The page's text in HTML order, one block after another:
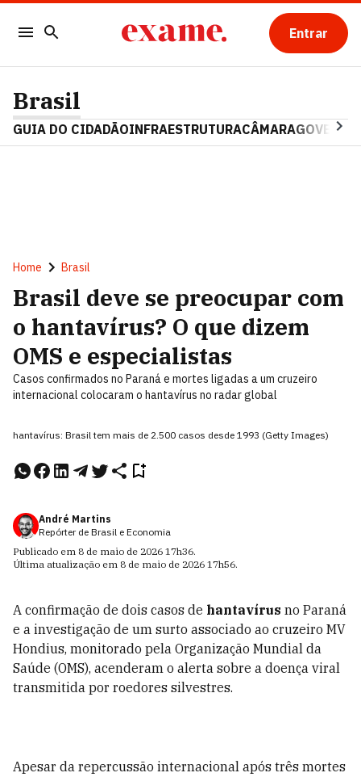
Entrar
Brasil
GUIA DO CIDADÃOINFRAESTRUTURACÂMARAGOVERNO
Home Brasil
Brasil deve se preocupar com
o hantavírus? O que dizem
OMS e especialistas
Casos confirmados no Paraná e mortes ligadas a um cruzeiro
internacional colocaram o hantavírus no radar global
hantavírus: Brasil tem mais de 2.500 casos desde 1993 (Getty Images)
André Martins
Repórter de Brasil e Economia
Publicado em 8 de maio de 2026 17h36.
Última atualização em 8 de maio de 2026 17h56.
A confirmação de dois casos de hantavírus no Paraná
e a investigação de um surto associado ao cruzeiro MV
Hondius, monitorado pela Organização Mundial da
Saúde (OMS), acenderam o alerta sobre a doença viral
transmitida por roedores silvestres.
Apesar da repercussão internacional após três mortes